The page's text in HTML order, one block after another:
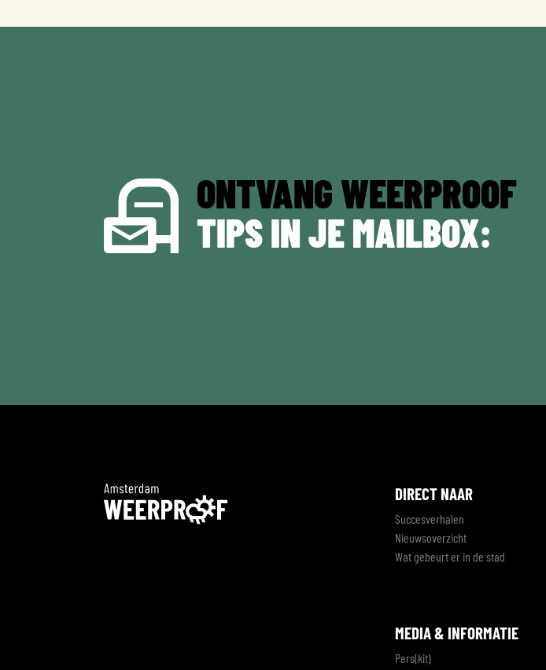
ONTVANG WEERPROOF
TIPS IN JE MAILBOX:
DIRECT NAAR
Succesverhalen
Nieuwsoverzicht
Wat gebeurt er in de stad
MEDIA & INFORMATIE
Pers(kit)